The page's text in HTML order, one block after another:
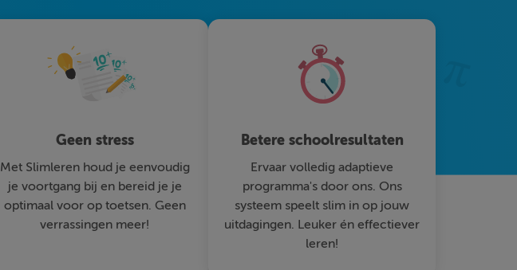
Geen stress
Met Slimleren houd je eenvoudig
je voortgang bij en bereid je je
optimaal voor op toetsen. Geen
verrassingen meer!
Betere schoolresultaten
Ervaar volledig adaptieve
programma's door ons. Ons
systeem speelt slim in op jouw
uitdagingen. Leuker én effectiever
leren!